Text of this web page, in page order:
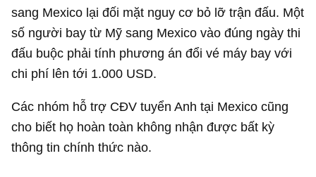
sang Mexico lại đối mặt nguy cơ bỏ lỡ trận đấu. Một
số người bay từ Mỹ sang Mexico vào đúng ngày thi
đấu buộc phải tính phương án đổi vé máy bay với
chi phí lên tới 1.000 USD.
Các nhóm hỗ trợ CĐV tuyển Anh tại Mexico cũng
cho biết họ hoàn toàn không nhận được bất kỳ
thông tin chính thức nào.